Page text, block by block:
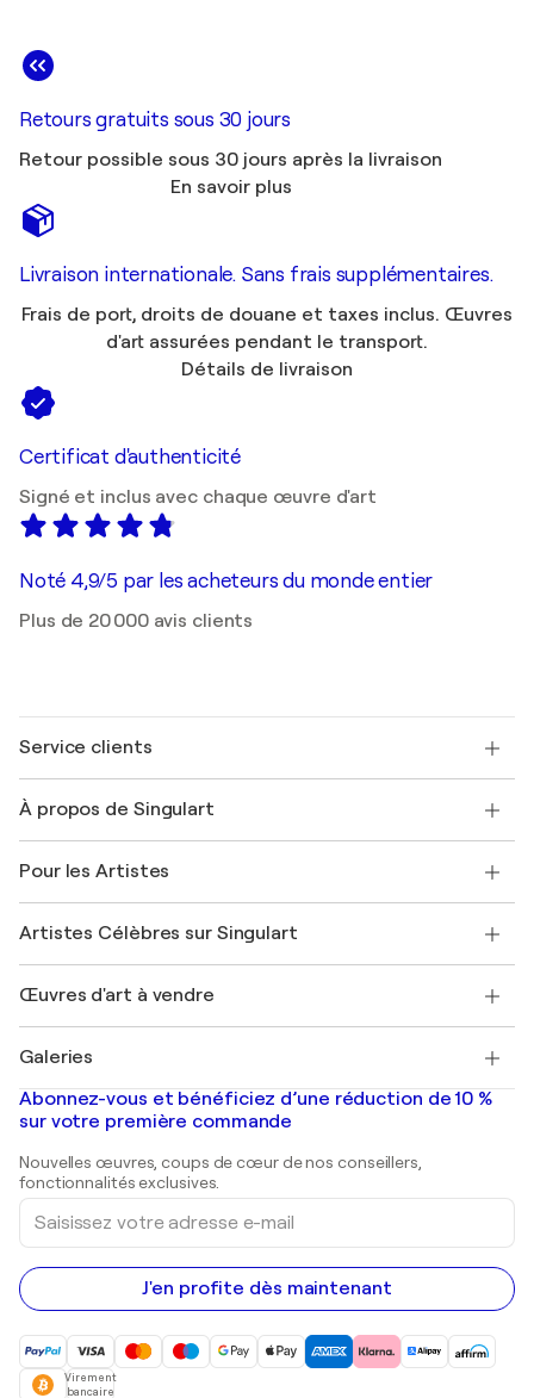
Retours gratuits sous 30 jours
Retour possible sous 30 jours après la livraison
En savoir plus
Livraison internationale. Sans frais supplémentaires.
Frais de port, droits de douane et taxes inclus. Œuvres
d'art assurées pendant le transport.
Détails de livraison
Certificat d'authenticité
Signé et inclus avec chaque œuvre d'art
Noté 4,9/5 par les acheteurs du monde entier
Plus de 20 000 avis clients
Service clients
Expédition
Offrir une carte cadeau
Rejoignez notre programme commercial
Mon compte
+33 1 76 44 06 42
À propos de Singulart
FAQ
Magazine Singulart
Emplois
Découvrez une sélection d'art original
Pour les Artistes
Se connecter en tant qu'Artiste
Artistes Célèbres sur Singulart
Marc Chagall
Banksy
Mr. Brainwash
Shepard Fairey
Œuvres d'art à vendre
Tableaux abstraits à vendre
Peintures de paysage
Estampes
Peintures acryliques
Galeries
Galeries d'art en France
Galeries d'art en Belgique
Abonnez-vous et bénéficiez d’une réduction de 10 %
sur votre première commande
Nouvelles œuvres, coups de cœur de nos conseillers,
fonctionnalités exclusives.
Saisissez
votre
adresse
e-
mail
J'en profite dès maintenant
Virement
bancaire